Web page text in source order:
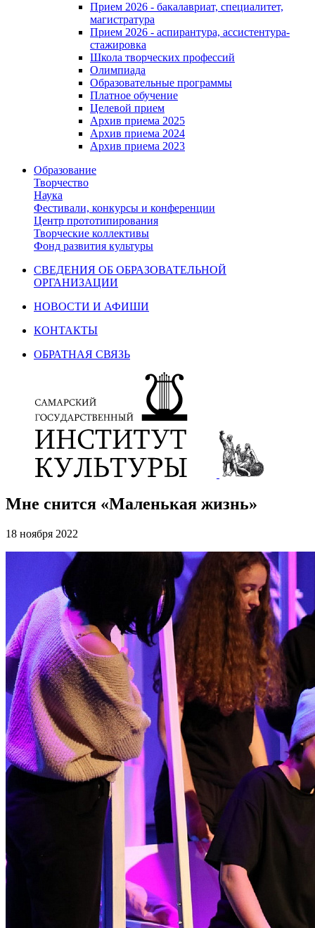
Прием 2026 - бакалавриат, специалитет,
магистратура
Прием 2026 - аспирантура, ассистентура-
стажировка
Школа творческих профессий
Олимпиада
Образовательные программы
Платное обучение
Целевой прием
Архив приема 2025
Архив приема 2024
Архив приема 2023
Образование
Творчество
Наука
Фестивали, конкурсы и конференции
Центр прототипирования
Творческие коллективы
Фонд развития культуры
СВЕДЕНИЯ ОБ ОБРАЗОВАТЕЛЬНОЙ
ОРГАНИЗАЦИИ
НОВОСТИ И АФИШИ
КОНТАКТЫ
ОБРАТНАЯ СВЯЗЬ
Мне снится «Маленькая жизнь»
18 ноября 2022